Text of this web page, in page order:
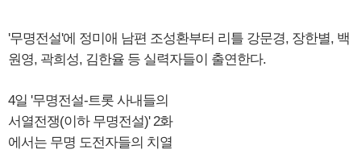
'무명전설'에 정미애 남편 조성환부터 리틀 강문경, 장한별, 백
원영, 곽희성, 김한율 등 실력자들이 출연한다.
4일 '무명전설-트롯 사내들의
서열전쟁(이하 무명전설)' 2화
에서는 무명 도전자들의 치열